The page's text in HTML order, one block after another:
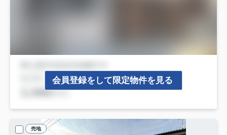
会員登録をして限定物件を見る
売地